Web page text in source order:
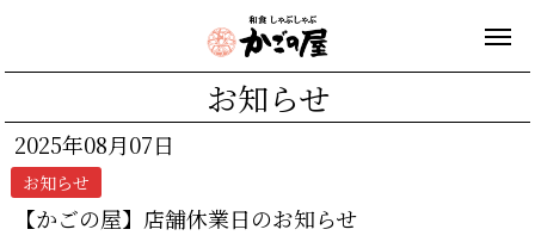
お知らせ
2025年08月07日
お知らせ
【かごの屋】店舗休業日のお知らせ